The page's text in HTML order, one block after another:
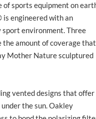
of sports equipment on
is engineered with an
sport environment. Three
the amount of coverage that
Mother Nature sculptured
vented designs that offer
the sun. Oakley